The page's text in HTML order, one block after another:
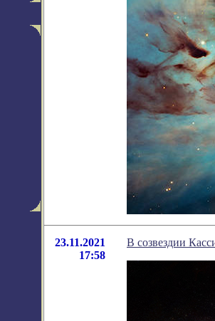
23.11.2021
17:58
В созвездии